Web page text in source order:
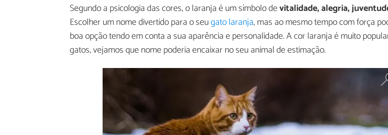
Segundo a psicologia das cores, o laranja é um símbolo devitalidade, alegria,
Escolher um nome divertido para o seugato laranja, mas ao mesmo tempo com força
boa opção tendo em conta a sua aparência e personalidade. A cor laranja é muito
gatos, vejamos que nome poderia encaixar no seu animal de estimação.